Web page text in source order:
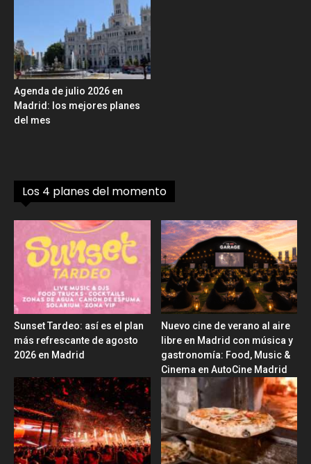
Agenda de julio 2026 en
Madrid: los mejores planes
del mes
Los 4 planes del momento
Sunset Tardeo: así es el plan
más refrescante de agosto
2026 en Madrid
Nuevo cine de verano al aire
libre en Madrid con música y
gastronomía: Food, Music &
Cinema en AutoCine Madrid